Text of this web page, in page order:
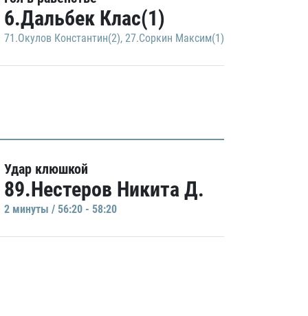
6.Дальбек Клас(1)
71.Окулов Константин(2), 27.Соркин Максим(1)
Удар клюшкой
89.Нестеров Никита Д.
2 минуты / 56:20 - 58:20